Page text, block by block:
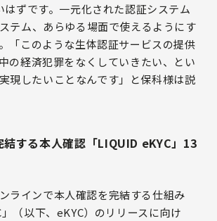
はずです。一元化された認証システム
テム、あらゆる場面で使えるようにす
「このような生体認証サービスの提供
の経済犯罪をなくしていきたい、とい
現したいことなんです」と保科様は説
結する本人確認「LIQUID eKYC」13
ラインで本人確認を完結する仕組み
」（以下、eKYC）のリリースに向け